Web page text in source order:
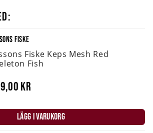
FISKE
Fiske Keps Mesh Red
Fish
kr
LÄGG I VARUKORG